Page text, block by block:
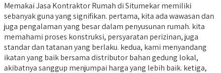
Memakai Jasa Kontraktor Rumah di Situmekar memiliki
sebanyak guna yang signifikan. pertama, kita ada wawasan dan
juga pengalaman yang besar dalam penyusunan rumah. kita
memahami proses konstruksi, persyaratan perizinan, juga
standar dan tatanan yang berlaku. kedua, kami menyandang
ikatan yang baik bersama distributor bahan gedung lokal,
akibatnya sanggup menjumpai harga yang lebih baik. ketiga,